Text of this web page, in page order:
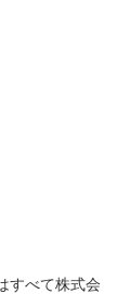
すべて株式会